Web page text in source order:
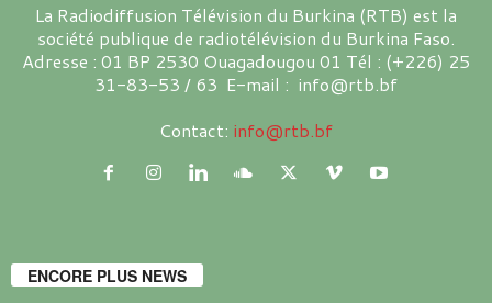
La Radiodiffusion Télévision du Burkina (RTB) est la
société publique de radiotélévision du Burkina Faso.
Adresse : 01 BP 2530 Ouagadougou 01 Tél : (+226) 25
31-83-53 / 63 E-mail : info@rtb.bf
Contact: info@rtb.bf
ENCORE PLUS NEWS